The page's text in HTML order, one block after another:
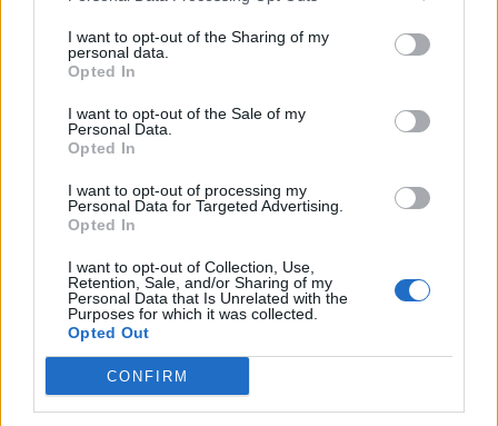
I want to opt-out of the Sharing of my
personal data.
Opted In
I want to opt-out of the Sale of my
Personal Data.
Opted In
I want to opt-out of processing my
Personal Data for Targeted Advertising.
Opted In
I want to opt-out of Collection, Use,
Retention, Sale, and/or Sharing of my
Personal Data that Is Unrelated with the
Purposes for which it was collected.
Opted Out
CONFIRM
να επικρατήσει», σημείωσε. Υποστήριξε ότι
ιστορικά οι κατακτήσεις των εργαζομένων και των
εκπαιδευτικών ήρθαν μέσα από απεργίες,
κινητοποιήσεις προηγούμενων δεκαετιών που
συνέβαλαν σε βελτιώσεις μισθών και ωραρίου.
Για το ζήτημα του «χαμένου μεροκάματου»,
υποστήριξε ότι μια απεργία που νικά μπορεί να
μετατρέψει τα χαμένα μεροκάματα σε
«πολλαπλά κερδισμένα».
Ιδιαίτερα μαθήματα και οικονομική πίεση
Στη συζήτηση τέθηκε και το ζήτημα των
εκπαιδευτικών που, λόγω οικονομικής πίεσης,